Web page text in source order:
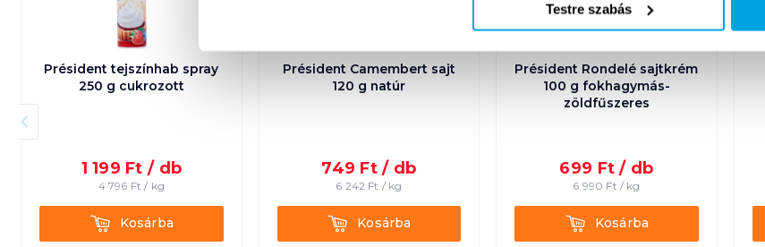
Testre szabás
Président tejszínhab spray
250 g cukrozott
1 199 Ft / db
4 796 Ft / kg
KosárbaKosárba
Président Camembert sajt
120 g natúr
749 Ft / db
6 242 Ft / kg
KosárbaKosárba
Président Rondelé sajtkrém
100 g fokhagymás-
zöldfűszeres
699 Ft / db
6 990 Ft / kg
KosárbaKosárba